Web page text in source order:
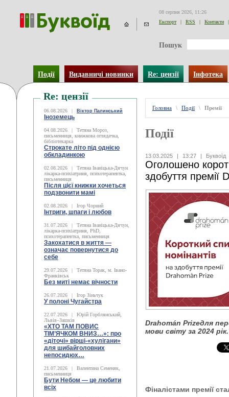
08 серпня 2026, 11:26
Експорт
| RSS | Контакти |
Пошук
Події Видавничі новинки Re: цензії Інфотека
Re: цензії
06.08.2026 | Віктор Палинський
Іноземець
04.08.2026 |
Тетяна Мороз,
письменниця, книжкова оглядачка,
бібліотекарка
Строкате літо під однією
обкладинкою
02.08.2026 |
Тетяна Іваніцька-Дячун
лікарка-психіатриня, психотерапевтка,
письменниця
Після цієї книжки хочеться
подзвонити мамі
02.08.2026 | Ігор Чорний
Інтриги, шпаги і любов
31.07.2026 |
Тетяна Іваніцька-Дячун,
лікарка-психіатриня, PhD,
психотерапевтка, письменниця
Закохатися в життя —
означає повернутися до
себе
29.07.2026 |
Тетяна Торак, м. Івано-
Франківськ
Без миті немає вічности
26.07.2026 | Ігор Зіньчук
У полоні Чугайстра
22.07.2026 |
Юрій Горблянський,
Львів–Зашків
«ХТО ТАМ ПОВИС
ТІМ’ЯЧКОМ ВНИЗ…»: про
«діточі» вірші-«хулігани»
для шибайголовних
непосидюх…
21.07.2026 |
Валентина Семеняк,
письменниця
Бути Небом ― це любити
всіх
Головна \ Події \ Премії
Події
13.03.2025 | 13:27 | Буквоїд
Оголошено
здобуття премії
Drahomán Prizeдля
мови світу за 2024 рік.
Фіналістами премії